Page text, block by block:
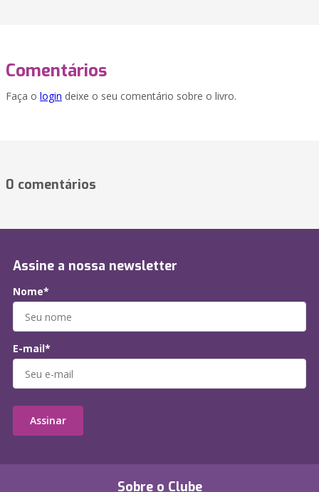
Comentários
Faça o login deixe o seu comentário sobre o livro.
0 comentários
Sobre o Clube
Assine a nossa newsletter
Nome*
E-mail*
Assinar